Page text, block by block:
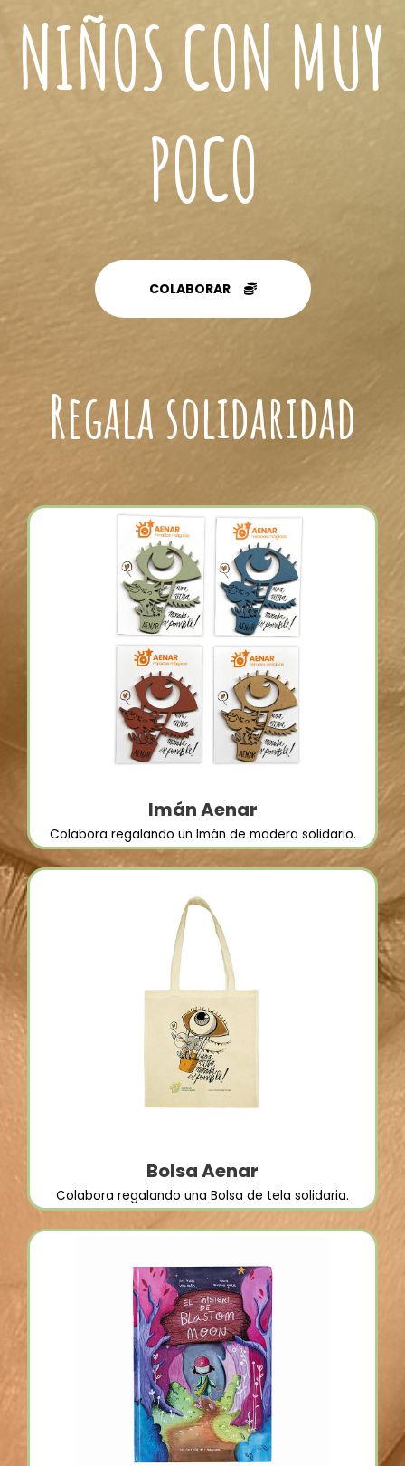
NIÑOS CON MUY
POCO
COLABORAR
Regala solidaridad
Imán Aenar
Colabora regalando un Imán de madera solidario.
Bolsa Aenar
Colabora regalando una Bolsa de tela solidaria.